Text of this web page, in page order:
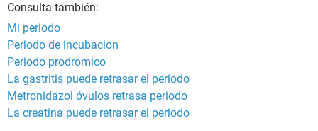
Consulta también:
Mi periodo
Periodo de incubacion
Periodo prodromico
La gastritis puede retrasar el periodo
Metronidazol óvulos retrasa periodo
La creatina puede retrasar el periodo